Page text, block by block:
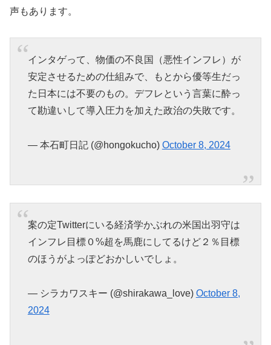
声もあります。
インタゲって、物価の不良国（悪性インフレ）が
安定させるための仕組みで、もとから優等生だっ
た日本には不要のもの。デフレという言葉に酔っ
て勘違いして導入圧力を加えた政治の失敗です。
— 本石町日記 (@hongokucho) October 8, 2024
案の定Twitterにいる経済学かぶれの米国出羽守は
インフレ目標０%超を馬鹿にしてるけど２％目標
のほうがよっぽどおかしいでしょ。
— シラカワスキー (@shirakawa_love) October 8,
2024